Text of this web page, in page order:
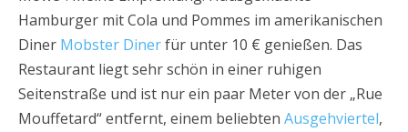
Hamburger mit Cola und Pommes im amerikanischen
Diner Mobster Dinerfür unter 10 € genießen. Das
Restaurant liegt sehr schön in einer ruhigen
Seitenstraße und ist nur ein paar Meter von der „Rue
Mouffetard“ entfernt, einem beliebten Ausgehviertel,